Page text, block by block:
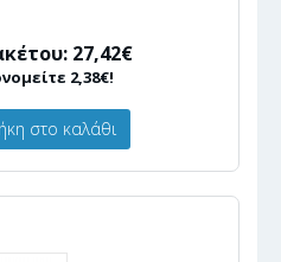
27,42€
2,38€!
στο καλάθι